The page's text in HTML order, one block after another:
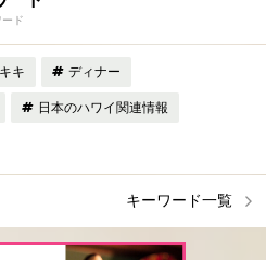
ド
キ ディナー
日本のハワイ関連情報
キーワード一覧